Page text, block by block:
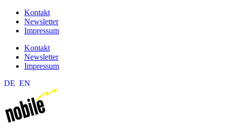
Kontakt
Newsletter
Impressum
Kontakt
Newsletter
Impressum
DE EN